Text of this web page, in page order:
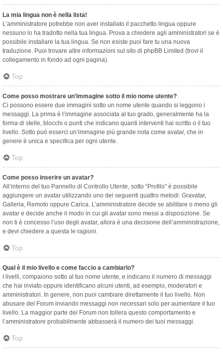
La mia lingua non è nella lista!
L’amministratore potrebbe non aver installato il pacchetto lingua oppure
nessuno lo ha tradotto nella tua lingua. Prova a chiedere agli amministratori se è
possibile installare la tua lingua. Se non esiste puoi fare tu una nuova
traduzione. Puoi trovare altre informazioni sul sito di phpBB Limited (trovi il
collegamento in fondo ad ogni pagina).
Top
Come posso mostrare un’immagine sotto il mio nome utente?
Ci possono essere due immagini sotto un nome utente quando si leggono i
messaggi. La prima è l’immagine associata al tuo grado, generalmente ha la
forma di stelle, blocchi o punti che indicano quanti interventi hai scritto o il tuo
livello. Sotto può esserci un’immagine più grande nota come avatar, che in
genere è unica e specifica per ogni utente.
Top
Come posso inserire un avatar?
All’interno del tuo Pannello di Controllo Utente, sotto “Profilo” è possibile
aggiungere un avatar utilizzando uno dei seguenti quattro metodi: Gravatar,
Galleria, Remoto oppure Carica. L’amministratore decide se abilitare o meno gli
avatar e decide anche il modo in cui gli avatar sono messi a disposizione. Se
non ti è concesso l’uso degli avatar, allora è una decisione dell’amministrazione,
e devi chiedere a questa le ragioni.
Top
Qual è il mio livello e come faccio a cambiarlo?
I livelli, compaiono sotto al tuo nome utente, e indicano il numero di messaggi
che hai inviato oppure identificano alcuni utenti, ad esempio, moderatori e
amministratori. In genere, non puoi cambiare direttamente il tuo livello. Non
abusare del Forum inviando messaggi non necessari solo per aumentare il tuo
livello. La maggior parte dei Forum non tollera questo comportamento e
l’amministratore probabilmente abbasserà il numero dei tuoi messaggi.
Top